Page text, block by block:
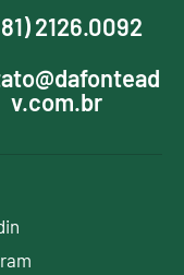
2126.0092
v.com.br